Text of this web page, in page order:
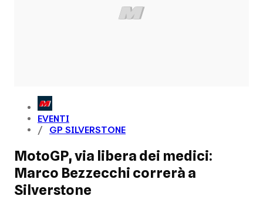
EVENTI
GP SILVERSTONE
MotoGP, via libera dei medici:
Marco Bezzecchi correrà a
Silverstone